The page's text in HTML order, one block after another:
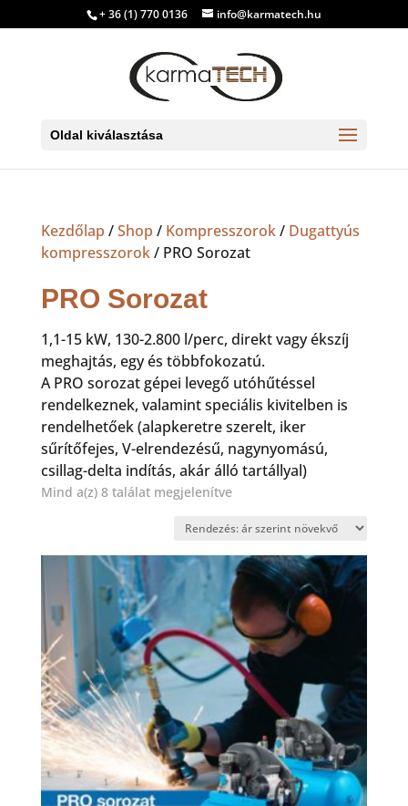
+ 36 (1) 770 0136 info@karmatech.hu
Oldal kiválasztása
Kezdőlap /Shop / Kompresszorok/ Dugattyús
kompresszorok/ PRO Sorozat
PRO Sorozat
1,1-15 kW, 130-2.800 l/perc, direkt vagy ékszíj
meghajtás, egy és többfokozatú.
A PRO sorozat gépei levegő utóhűtéssel
rendelkeznek, valamint speciális kivitelben is
rendelhetőek (alapkeretre szerelt, iker
sűrítőfejes, V-elrendezésű, nagynyomású,
csillag-delta indítás, akár álló tartállyal)
Mind a(z) 8 találat megjelenítveSorted
price:
low
to
high